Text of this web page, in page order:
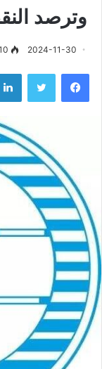
وترصد
2024-11-30
فيسبوك